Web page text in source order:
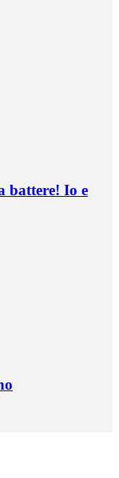
battere! Io e